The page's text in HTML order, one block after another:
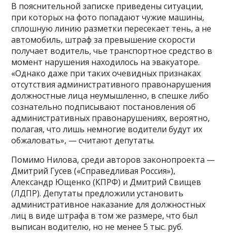
В пояснительной записке приведены ситуации,
при которых на фото попадают чужие машины,
сплошную линию разметки пересекает тень, а не
автомобиль, штраф за превышение скорости
получает водитель, чье транспортное средство в
момент нарушения находилось на эвакуаторе.
«Однако даже при таких очевидных признаках
отсутствия административного правонарушения
должностные лица неумышленно, в спешке либо
сознательно подписывают постановления об
административных правонарушениях, вероятно,
полагая, что лишь немногие водители будут их
обжаловать», — считают депутаты.
Помимо Нилова, среди авторов законопроекта —
Дмитрий Гусев («Справедливая Россия»),
Александр Ющенко (КПРФ) и Дмитрий Свищев
(ЛДПР). Депутаты предложили установить
административное наказание для должностных
лиц в виде штрафа в том же размере, что был
выписан водителю, но не менее 5 тыс. руб.